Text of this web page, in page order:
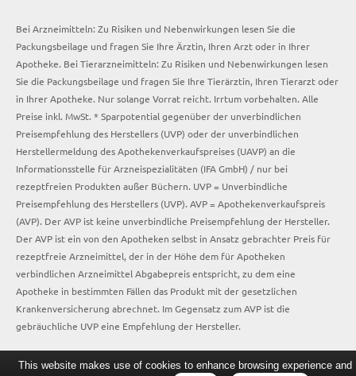
Bei Arzneimitteln: Zu Risiken und Nebenwirkungen lesen Sie die
Packungsbeilage und fragen Sie Ihre Ärztin, Ihren Arzt oder in Ihrer
Apotheke. Bei Tierarzneimitteln: Zu Risiken und Nebenwirkungen lesen
Sie die Packungsbeilage und fragen Sie Ihre Tierärztin, Ihren Tierarzt oder
in Ihrer Apotheke. Nur solange Vorrat reicht. Irrtum vorbehalten. Alle
Preise inkl. MwSt. * Sparpotential gegenüber der unverbindlichen
Preisempfehlung des Herstellers (UVP) oder der unverbindlichen
Herstellermeldung des Apothekenverkaufspreises (UAVP) an die
Informationsstelle für Arzneispezialitäten (IFA GmbH) / nur bei
rezeptfreien Produkten außer Büchern. UVP = Unverbindliche
Preisempfehlung des Herstellers (UVP). AVP = Apothekenverkaufspreis
(AVP). Der AVP ist keine unverbindliche Preisempfehlung der Hersteller.
Der AVP ist ein von den Apotheken selbst in Ansatz gebrachter Preis für
rezeptfreie Arzneimittel, der in der Höhe dem für Apotheken
verbindlichen Arzneimittel Abgabepreis entspricht, zu dem eine
Apotheke in bestimmten Fällen das Produkt mit der gesetzlichen
Krankenversicherung abrechnet. Im Gegensatz zum AVP ist die
gebräuchliche UVP eine Empfehlung der Hersteller.
This website makes use of cookies to enhance browsing experience and